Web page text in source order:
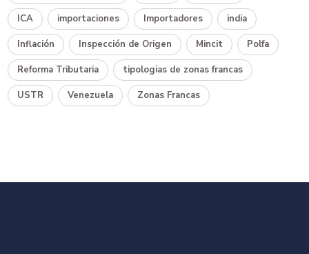
ICA importaciones Importadores india
Inflación Inspección de Origen Mincit Polfa
Reforma Tributaria tipologias de zonas francas
USTR Venezuela Zonas Francas